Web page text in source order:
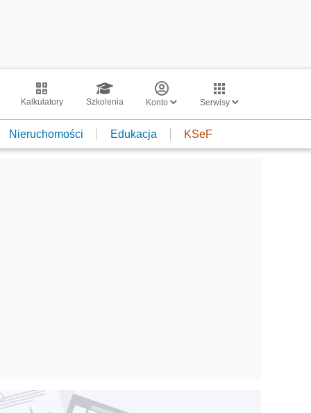
Kalkulatory Szkolenia Konto Serwisy
Nieruchomości Edukacja KSeF